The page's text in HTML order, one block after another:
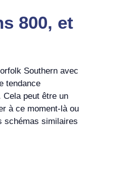
800, et
Southern avec
tendance
Cela peut être un
à ce moment-là ou
schémas similaires